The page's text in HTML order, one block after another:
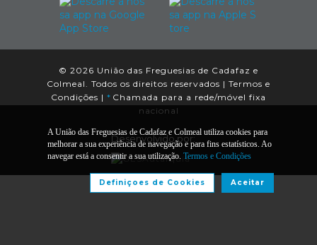
© 2026 União das Freguesias de Cadafaz e
Colmeal. Todos os direitos reservados | Termos e
Condições | * Chamada para a rede/móvel fixa
nacional
Desenvolvido por:
A União das Freguesias de Cadafaz e Colmeal utiliza cookies para
melhorar a sua experiência de navegação e para fins estatísticos. Ao
navegar está a consentir a sua utilização. Termos e Condições
Aceitar
Definiçoes de Cookies